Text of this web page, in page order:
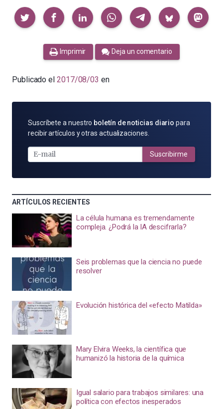
Compartir
Imprimir Deja un comentario
Publicado el 2017/08/03 en
SUSCRÍBETE
POR
MAIL
Suscríbete a nuestro boletín de noticias diario para
recibir artículos y otras actualizaciones.
Suscribirme
ARTÍCULOS RECIENTES
La célula humana es tremendamente
compleja. ¿Podrá la IA descifrarla?
Seis problemas que la ciencia no puede
resolver
Evolución histórica del «efecto Matilda»
Mary Elvira Weeks, la científica que
humanizó la historia de la química
Igual salario para trabajos similares: una
política con efectos inesperados